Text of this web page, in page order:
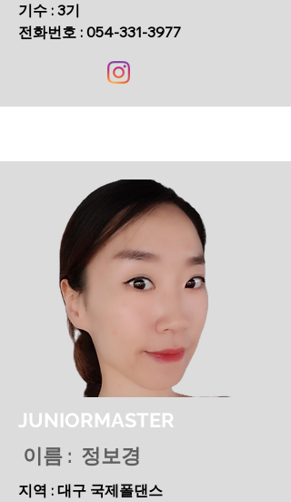
기수 : 3기
​전화번호 : 054-331-3977
JUNIORMASTER
이름 : 정보경
지역 : 대구 국제폴댄스